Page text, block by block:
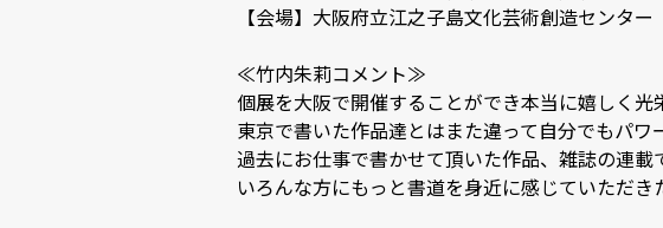
【会場】大阪府立江之子島文化芸術創造センター
≪竹内朱莉コメント≫
個展を大阪で開催することができ本当に嬉しく光
東京で書いた作品達とはまた違って自分でもパワ
過去にお仕事で書かせて頂いた作品、雑誌の連
いろんな方にもっと書道を身近に感じていただ